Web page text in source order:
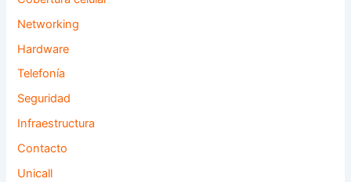
Networking
Hardware
Telefonía
Seguridad
Infraestructura
Contacto
Unicall